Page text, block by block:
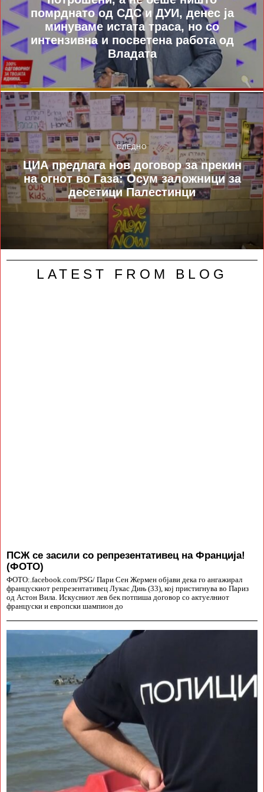
помрднато од СДС и ДУИ, денес ја
минуваме истата траса, но со
интензивна и посветена работа од
Владата
СЛЕДНО
ЦИА предлага нов договор за прекин
на огнот во Газа: Осум заложници за
десетици Палестинци
LATEST FROM BLOG
ПСЖ се засили со репрезентативец на Франција!
(ФОТО)
ФОТО:.facebook.com/PSG/ Пари Сен Жермен објави дека го ангажирал
францускиот репрезентативец Лукас Дињ (33), кој пристигнува во Париз
од Астон Вила. Искусниот лев бек потпиша договор со актуелниот
француски и европски шампион до